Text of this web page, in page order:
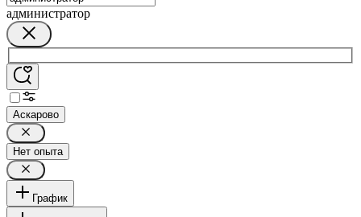
администратор
Аскарово
Нет опыта
График